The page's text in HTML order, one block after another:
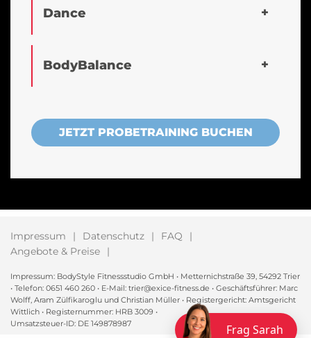
Dance
BodyBalance
JETZT PROBETRAINING BUCHEN
Impressum Datenschutz
FAQ
Angebote & Preise
Impressum: BodyStyle Fitnessstudio GmbH • Metternichstraße 39, 54292 Trier
• Telefon: 0651 460 260 • E-Mail: trier@exice-fitness.de • Geschäftsführer: Marc
Wolff, Aram Zülfikaroglu und Christian Müller • Registergericht: Amtsgericht
Wittlich • Registernummer: HRB 3009 •
Umsatzsteuer-ID: DE 149878987
Frag Sarah